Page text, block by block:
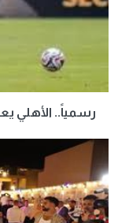
رسمياً.. الأهلي